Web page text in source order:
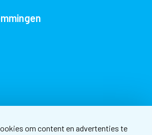
om content en advertenties te